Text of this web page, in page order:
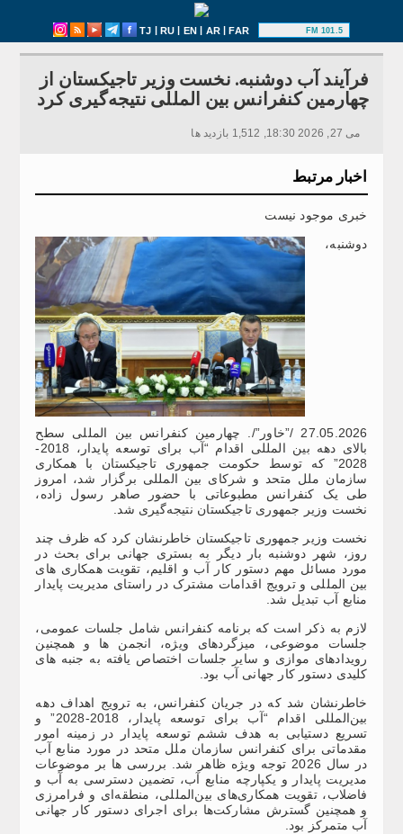
TJ | RU | EN | AR|FAR 101.5 FM
فرآیند آب دوشنبه. نخست وزیر تاجیکستان از
چهارمین کنفرانس بین المللی نتیجه‌گیری‌ کرد
می 27, 2026 18:30, 1,512 بازدید ها
اخبار مرتبط
خبری موجود نیست
دوشنبه،
27.05.2026 /”خاور”/. چهارمین کنفرانس بین المللی سطح
بالای دهه بین المللی اقدام “آب برای توسعه پایدار، 2018-
2028” که توسط حکومت جمهوری تاجیکستان با همکاری
سازمان ملل متحد و شرکای بین المللی برگزار شد، امروز
طی یک کنفرانس مطبوعاتی با حضور صاهر رسول زاده،
نخست وزیر جمهوری تاجیکستان نتیجه‌گیری‌ شد.
نخست وزیر جمهوری تاجیکستان خاطرنشان کرد که ظرف چند
روز، شهر دوشنبه بار دیگر به بستری جهانی برای بحث در
مورد مسائل مهم دستور کار آب و اقلیم، تقویت همکاری های
بین المللی و ترویج اقدامات مشترک در راستای مدیریت پایدار
منابع آب تبدیل شد.
لازم به ذکر است که برنامه کنفرانس شامل جلسات عمومی،
جلسات موضوعی، میزگردهای ویژه، انجمن ها و همچنین
رویدادهای موازی و سایر جلسات اختصاص یافته به جنبه های
کلیدی دستور کار جهانی آب بود.
خاطرنشان شد که در جریان کنفرانس، به ترویج اهداف دهه
بین‌المللی اقدام “آب برای توسعه پایدار، 2018-2028” و
تسریع دستیابی به هدف ششم توسعه پایدار در زمینه امور
مقدماتی برای کنفرانس سازمان ملل متحد در مورد منابع آب
در سال 2026 توجه ویژه‌ ظاهر شد. بررسی ها بر موضوعات
مدیریت پایدار و یکپارچه منابع آب، تضمین دسترسی به آب و
فاضلاب، تقویت همکاری‌های بین‌المللی، منطقه‌ای و فرامرزی
و همچنین گسترش مشارکت‌ها برای اجرای دستور کار جهانی
آب متمرکز بود.